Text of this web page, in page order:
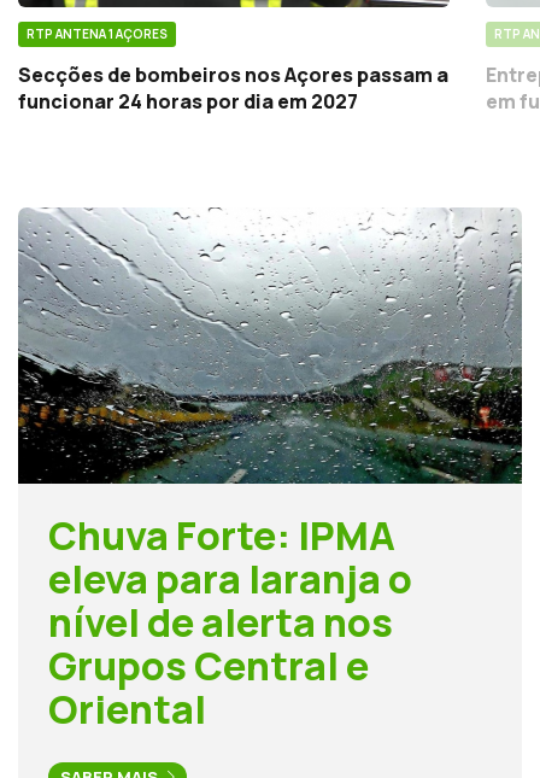
RTP ANTENA 1 AÇORES
Secções de bombeiros nos Açores passam a
funcionar 24 horas por dia em 2027
RTP
em
Chuva Forte: IPMA
eleva para laranja o
nível de alerta nos
Grupos Central e
Oriental